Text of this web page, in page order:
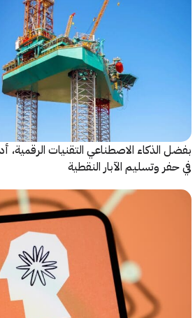
الاصطناعي التقنيات الرقمية، أدنوك
وتسليم الآبار النقطية